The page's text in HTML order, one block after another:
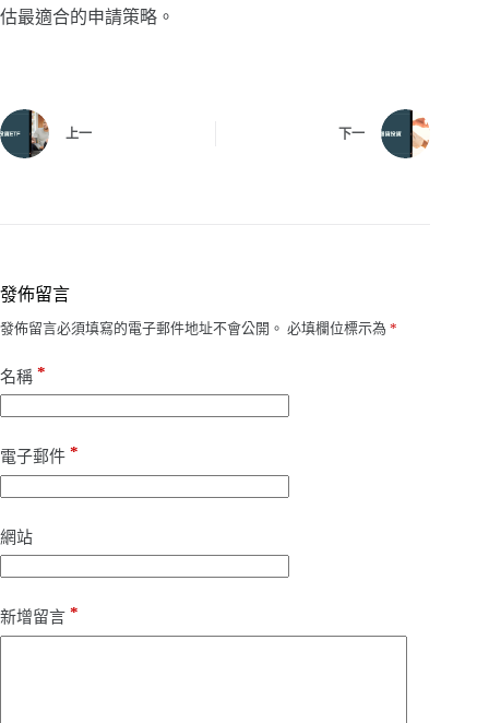
估最適合的申請策略。
上一 下一
發佈留言
發佈留言必須填寫的電子郵件地址不會公開。 必填欄位標示為 *
名稱 *
電子郵件 *
網站
新增留言 *